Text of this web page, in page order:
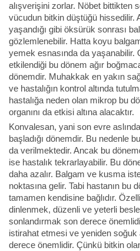
alışverişini zorlar. Nöbet bittikten
vücudun bitkin düştüğü hissedilir.
yaşandığı gibi öksürük sonrası
gözlemlenebilir. Hatta koyu
yemek esnasında da yaşanabilir.
etkilendiği bu dönem ağır
dönemdir. Muhakkak en yakın
ve hastalığın kontrol altında
hastalığa neden olan mikrop bu
organını da etkisi altına alacaktır.
Konvalesan, yani son evre
başladığı dönemdir. Bu nedenle
da verilmektedir. Ancak bu
ise hastalık tekrarlayabilir. Bu
daha azalır. Balgam ve kusma
noktasına gelir. Tabi hastanın bu
tamamen kendisine bağlıdır.
dinlenmek, düzenli ve yeterli
sonlandırmak son derece
istirahat etmesi ve yeniden soğuk
derece önemlidir. Çünkü bitkin